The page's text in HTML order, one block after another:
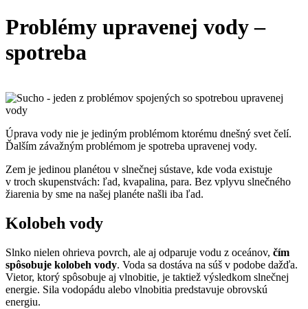
Problémy upravenej vody –
spotreba
Úprava vody nie je jediným problémom ktorému dnešný svet čelí.
Ďalším závažným problémom je spotreba upravenej vody.
Zem je jedinou planétou v slnečnej sústave, kde voda existuje
v troch skupenstvách: ľad, kvapalina, para. Bez vplyvu slnečného
žiarenia by sme na našej planéte našli iba ľad.
Kolobeh vody
Slnko nielen ohrieva povrch, ale aj odparuje vodu z oceánov, čím
spôsobuje kolobeh vody. Voda sa dostáva na súš v podobe dažďa.
Vietor, ktorý spôsobuje aj vlnobitie, je taktiež výsledkom slnečnej
energie. Sila vodopádu alebo vlnobitia predstavuje obrovskú
energiu.